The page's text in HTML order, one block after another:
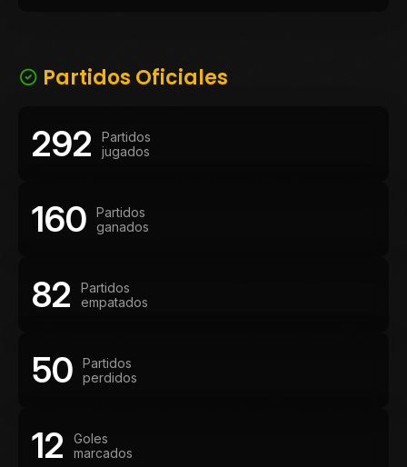
Partidos Oficiales
292
Partidos
jugados
160
Partidos
ganados
82
Partidos
empatados
50
Partidos
perdidos
12
Goles
marcados